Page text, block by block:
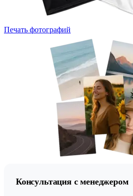
Печать фотографий
Консультация с менеджером